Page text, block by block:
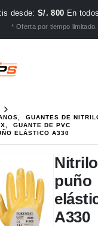
desde:S/. 800 En
* Oferta por tiempo limitado.
GUANTES DE
GUANTE DE PVC
ELÁSTICO A330
puño
A330